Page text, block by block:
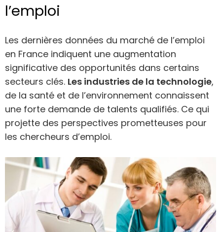
l’emploi
Les dernières données du marché de l’emploi
en France indiquent une augmentation
significative des opportunités dans certains
secteurs clés. Les industries de la technologie,
de la santé et de l’environnement connaissent
une forte demande de talents qualifiés. Ce qui
projette des perspectives prometteuses pour
les chercheurs d’emploi.